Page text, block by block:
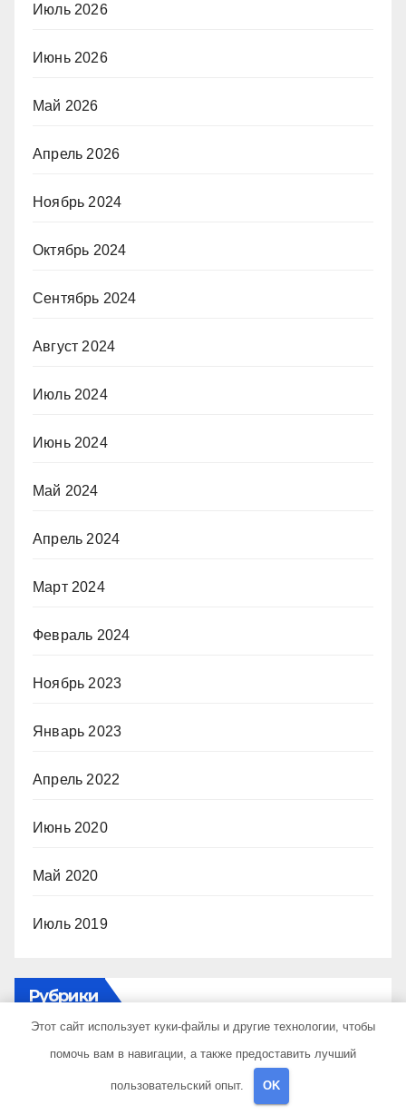
Июль 2026
Июнь 2026
Май 2026
Апрель 2026
Ноябрь 2024
Октябрь 2024
Сентябрь 2024
Август 2024
Июль 2024
Июнь 2024
Май 2024
Апрель 2024
Март 2024
Февраль 2024
Ноябрь 2023
Январь 2023
Апрель 2022
Июнь 2020
Май 2020
Июль 2019
Рубрики
Uncategorised
Этот сайт использует куки-файлы и другие технологии, чтобы
помочь вам в навигации, а также предоставить лучший
пользовательский опыт. OK